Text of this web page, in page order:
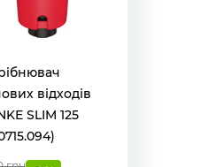
відходів
SLIM 125